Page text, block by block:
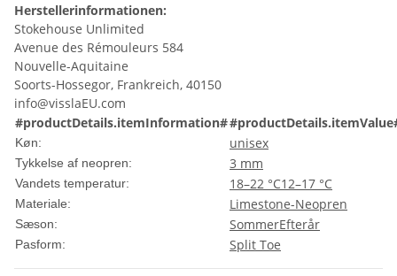
Herstellerinformationen:
Stokehouse Unlimited
Avenue des Rémouleurs 584
Nouvelle-Aquitaine
Soorts-Hossegor, Frankreich, 40150
info@visslaEU.com
#productDetails.itemInformation#
Køn: unisex
Tykkelse af neopren: 3 mm
Vandets temperatur: 18–22 °C12–17 °C
Materiale: Limestone-Neopren
Sæson: SommerEfterår
Pasform: Split Toe